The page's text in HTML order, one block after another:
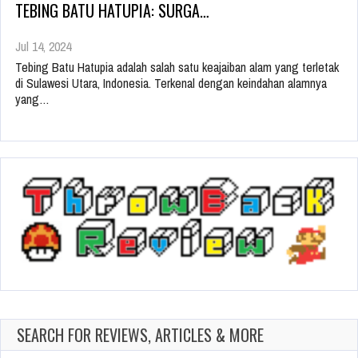
TEBING BATU HATUPIA: SURGA…
Jul 14, 2024
Tebing Batu Hatupia adalah salah satu keajaiban alam yang terletak
di Sulawesi Utara, Indonesia. Terkenal dengan keindahan alamnya
yang…
SEARCH FOR REVIEWS, ARTICLES & MORE